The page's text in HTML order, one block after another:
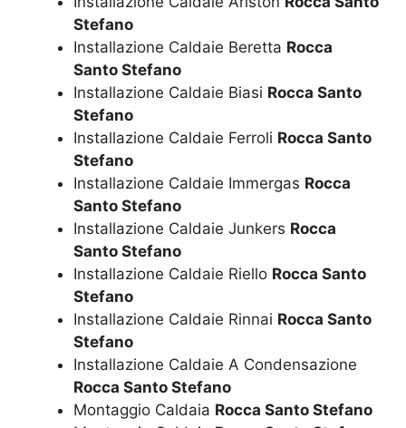
Stefano
Installazione Caldaie Beretta Rocca
Santo Stefano
Installazione Caldaie Biasi Rocca Santo
Stefano
Installazione Caldaie Ferroli Rocca Santo
Stefano
Installazione Caldaie Immergas Rocca
Santo Stefano
Installazione Caldaie Junkers Rocca
Santo Stefano
Installazione Caldaie Riello Rocca Santo
Stefano
Installazione Caldaie Rinnai Rocca Santo
Stefano
Installazione Caldaie A Condensazione
Rocca Santo Stefano
Montaggio Caldaia Rocca Santo Stefano